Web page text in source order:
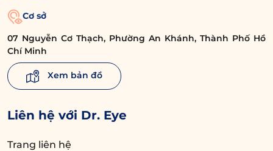
Cơ sở
07 Nguyễn Cơ Thạch, Phường An Khánh, Thành Phố Hồ
Chí Minh
Xem bản đồ
Liên hệ với Dr. Eye
Trang liên hệ